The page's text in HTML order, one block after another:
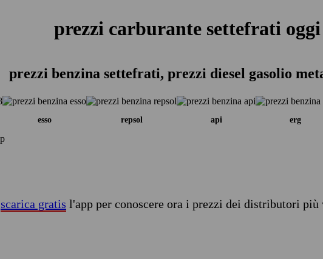
prezzi carburante settefrati oggi
prezzi benzina settefrati, prezzi diesel gasolio
esso repsol api erg
scarica gratis l'app per conoscere ora i prezzi dei distributori più